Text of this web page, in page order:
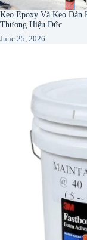
Keo Epoxy Và Keo Dán
Thương Hiệu Đức
June 25, 2026